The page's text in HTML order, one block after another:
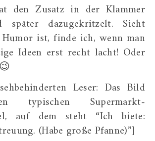
den Zusatz in der Klammer
später dazugekritzelt. Sieht
ist, finde ich, wenn man
Ideen erst recht lacht! Oder
Leser: Das Bild
typischen Supermarkt-
auf dem steht “Ich biete:
(Habe große Pfanne)”]